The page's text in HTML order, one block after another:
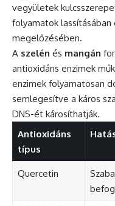
vegyületek
folyamatok
megelőzésében.
A szelén és mangán
antioxidáns enzimek
enzimek folyamatosan
semlegesítve a káros
DNS-ét károsíthatják.
Antioxidáns
típus
Quercetin